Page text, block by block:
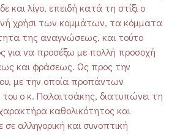
και λίγο, επειδή κατά τη στίξι ο
χρήσι των κομμάτων, τα κόμματα
της αναγνώσεως, και τούτο
για να προσέξω με πολλή προσοχή
και φράσεως. Ως προς την
με την οποία προπάντων
του ο κ. Παλαιτσάκης, διατυπώνει τη
καθολικότητος και
σε αλληγορική και συνοπτική